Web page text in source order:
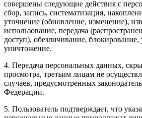
совершены следующие действия с
сбор, запись, систематизация,
уточнение (обновление, изменение),
использование, передача
доступ), обезличивание, блокирование,
уничтожение.
4. Передача персональных данных,
просмотра, третьим лицам не
случаев, предусмотренных
Федерации.
5. Пользователь подтверждает, что